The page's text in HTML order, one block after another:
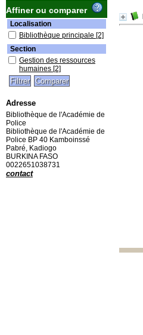
Affiner ou comparer
Localisation
Bibliothèque principale [2]
Section
Gestion des ressources
humaines [2]
Adresse
Bibliothèque de l'Académie de
Police
Bibliothèque de l'Académie de
Police BP 40 Kamboinssé
Pabré, Kadiogo
BURKINA FASO
0022651038731
contact